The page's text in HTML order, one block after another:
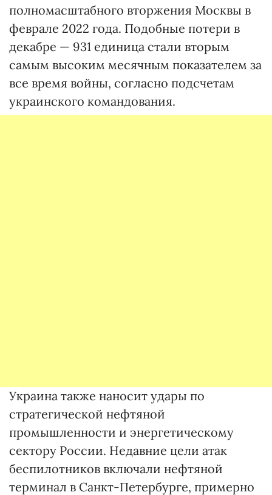
полномасштабного вторжения Москвы в
феврале 2022 года. Подобные потери в
декабре — 931 единица стали вторым
самым высоким месячным показателем за
все время войны, согласно подсчетам
украинского командования.
Украина также наносит удары по
стратегической нефтяной
промышленности и энергетическому
сектору России. Недавние цели атак
беспилотников включали нефтяной
терминал в Санкт-Петербурге, примерно